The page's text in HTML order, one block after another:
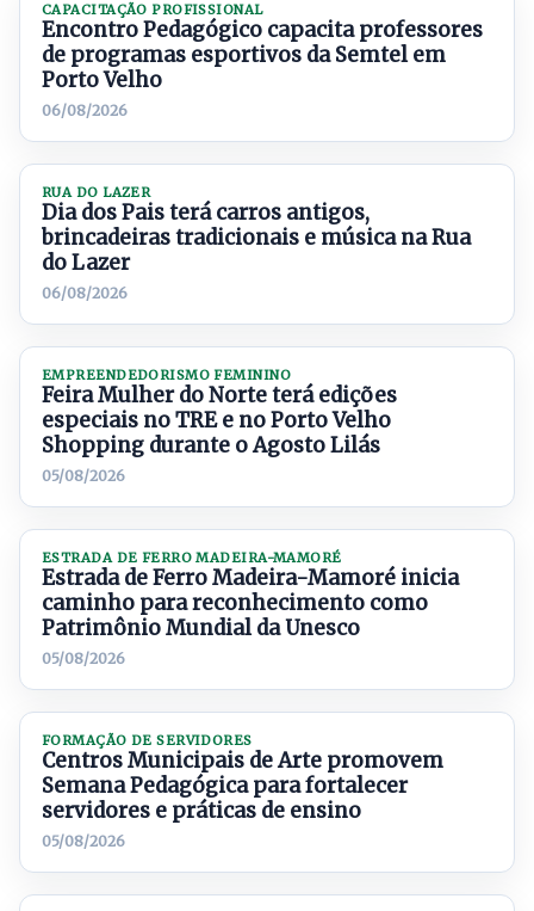
CAPACITAÇÃO PROFISSIONAL
Encontro Pedagógico capacita professores
de programas esportivos da Semtel em
Porto Velho
06/08/2026
RUA DO LAZER
Dia dos Pais terá carros antigos,
brincadeiras tradicionais e música na Rua
do Lazer
06/08/2026
EMPREENDEDORISMO FEMININO
Feira Mulher do Norte terá edições
especiais no TRE e no Porto Velho
Shopping durante o Agosto Lilás
05/08/2026
ESTRADA DE FERRO MADEIRA-MAMORÉ
Estrada de Ferro Madeira-Mamoré inicia
caminho para reconhecimento como
Patrimônio Mundial da Unesco
05/08/2026
FORMAÇÃO DE SERVIDORES
Centros Municipais de Arte promovem
Semana Pedagógica para fortalecer
servidores e práticas de ensino
05/08/2026